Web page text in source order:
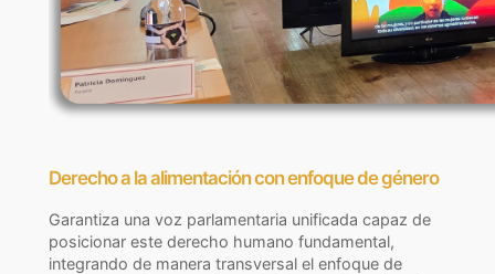
Derecho a la alimentación con enfoque de género
Garantiza una voz parlamentaria unificada capaz de
posicionar este derecho humano fundamental,
integrando de manera transversal el enfoque de